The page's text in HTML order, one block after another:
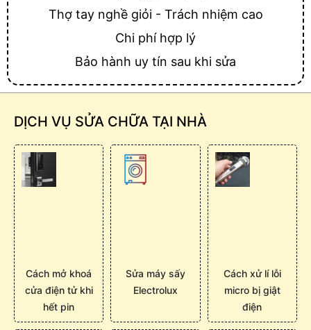
Thợ tay nghề giỏi - Trách nhiệm cao
Chi phí hợp lý
Bảo hành uy tín sau khi sửa
DỊCH VỤ SỬA CHỮA TẠI NHÀ
Cách mở khoá
cửa điện tử khi
hết pin
Sửa máy sấy
Electrolux
Cách xử lí lỗi
micro bị giật
điện